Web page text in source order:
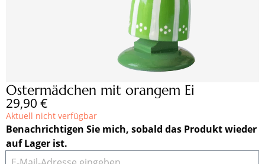
Ostermädchen mit orangem Ei
Regulärer Preis:
29,90 €
Aktuell nicht verfügbar
Benachrichtigen Sie mich, sobald das Produkt wieder
auf Lager ist.
E-Mail-Adresse eingeben